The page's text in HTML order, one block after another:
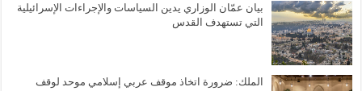
بيان عمّان الوزاري يدين السياسات والإجراءات الإسرائيلية
التي تستهدف القدس
الملك: ضرورة اتخاذ موقف عربي إسلامي موحد لوقف